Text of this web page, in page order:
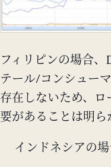
フィリピンの場合
テール/コンシュー
存在しないため、
要があることは明ら
インドネシアの場